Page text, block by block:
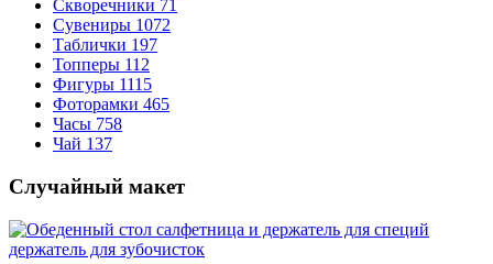
Скворечники 71
Сувениры 1072
Таблички 197
Топперы 112
Фигуры 1115
Фоторамки 465
Часы 758
Чай 137
Случайный макет